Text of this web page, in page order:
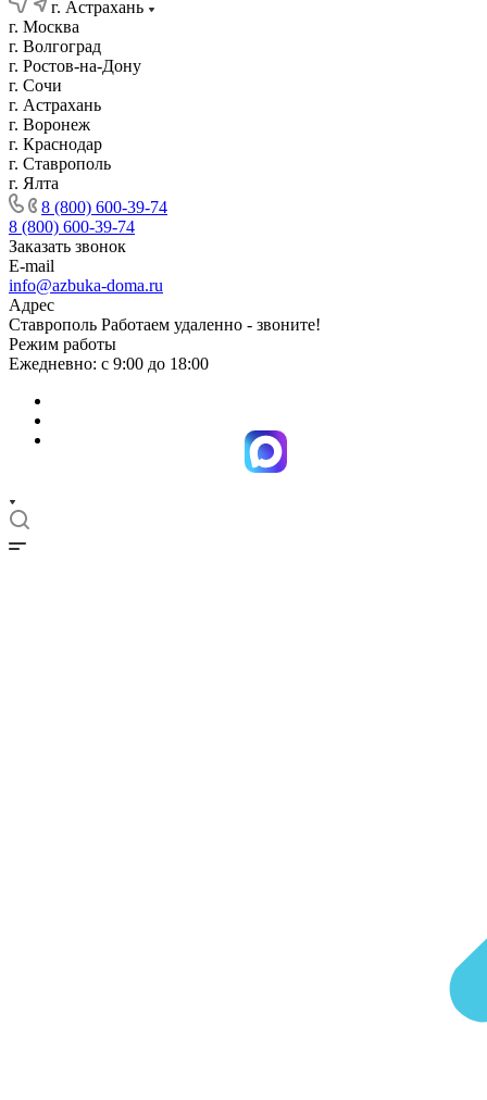
г. Астрахань
г. Москва
г. Волгоград
г. Ростов-на-Дону
г. Сочи
г. Астрахань
г. Воронеж
г. Краснодар
г. Ставрополь
г. Ялта
8 (800) 600-39-74
8 (800) 600-39-74
Заказать звонок
E-mail
info@azbuka-doma.ru
Адрес
Ставрополь Работаем удаленно - звоните!
Режим работы
Ежедневно: с 9:00 до 18:00